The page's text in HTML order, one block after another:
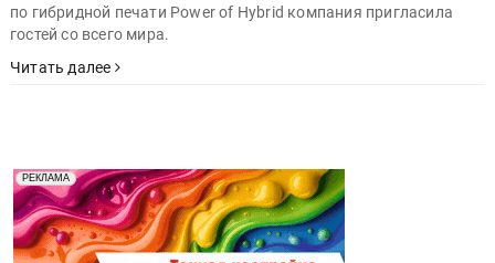
по гибридной печати Power of Hybrid компания пригласила
гостей со всего мира.
Читать далее
РЕКЛАМА
Реклама. Рекламодатель ООО "Передовые Системы
Печати" erid: 2SDnjd2d4Qz